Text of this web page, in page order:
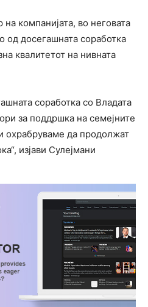
компанијата, во неговата
од досегашната соработка
квалитетот на нивната
соработка со Владата
за поддршка на семејните
охрабруваме да продолжат
изјави Сулејмани